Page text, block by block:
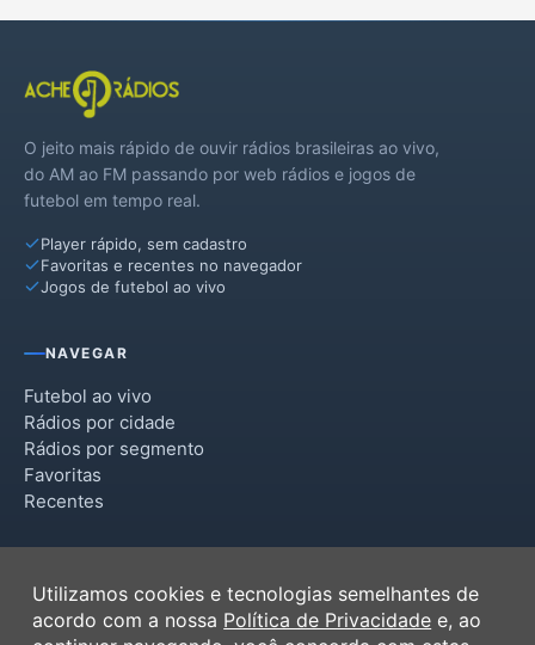
O jeito mais rápido de ouvir rádios brasileiras ao vivo,
do AM ao FM passando por web rádios e jogos de
futebol em tempo real.
Player rápido, sem cadastro
Favoritas e recentes no navegador
Jogos de futebol ao vivo
NAVEGAR
Futebol ao vivo
Rádios por cidade
Rádios por segmento
Favoritas
Recentes
Termos de Uso
Política de Privacidade
Utilizamos cookies e tecnologias semelhantes de
acordo com a nossa Política de Privacidade e, ao